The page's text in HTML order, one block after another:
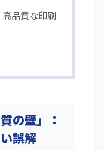
品質な印刷
の壁」：
誤解